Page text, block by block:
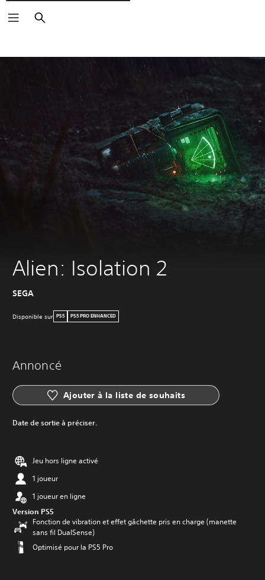
Rechercher
Alien: Isolation 2
SEGA
Disponible sur PS5 PS5 PRO ENHANCED
Annoncé
Ajouter à la liste de souhaits
Date de sortie à préciser.
Jeu hors ligne activé
1 joueur
1 joueur en ligne
Version PS5
Fonction de vibration et effet gâchette pris en charge (manette
sans fil DualSense)
Optimisé pour la PS5 Pro